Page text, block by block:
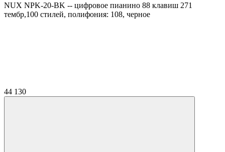
NUX NPK-20-BK -- цифровое пианино 88 клавиш 271
тембр,100 стилей, полифония: 108, черное
44 130